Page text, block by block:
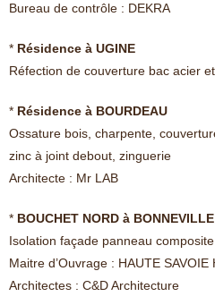
Bureau de contrôle : DEKRA
* Résidence à UGINE
Réfection de couverture bac acier
* Résidence à BOURDEAU
Ossature bois, charpente,
zinc à joint debout, zinguerie
Architecte : Mr LAB
* BOUCHET NORD à BONNEVILLE
Isolation façade panneau
Maitre d’Ouvrage : HAUTE SAVOIE
Architectes : C&D Architecture